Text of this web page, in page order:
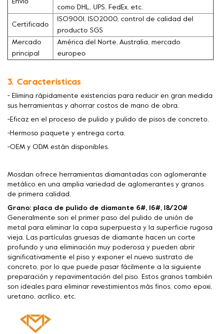
Envío
como DHL, UPS, FedEx, etc.
Certificado
ISO9001, ISO2000, control de calidad del
producto SGS
Mercado
principal
América del Norte, Australia, mercado
europeo
3. Características
- Elimina rápidamente existencias para reducir en gran medida
sus herramientas y ahorrar costos de mano de obra.
-Eficaz en el proceso de pulido y pulido de pisos de concreto.
-Hermoso paquete y entrega corta.
-OEM y ODM están disponibles.
Mosdan ofrece herramientas diamantadas con aglomerante
metálico en una amplia variedad de aglomerantes y granos
de primera calidad.
Grano: placa de pulido de diamante 6#, 16#, 18/20#
Generalmente son el primer paso del pulido de unión de
metal para eliminar la capa superpuesta y la superficie rugosa
vieja. Las partículas gruesas de diamante hacen un corte
profundo y una eliminación muy poderosa y pueden abrir
significativamente el piso y exponer el nuevo sustrato de
concreto, por lo que puede pasar fácilmente a la siguiente
preparación y repavimentación del piso. Estos granos también
son ideales para eliminar revestimientos más finos, como epoxi,
uretano, acrílico, etc.